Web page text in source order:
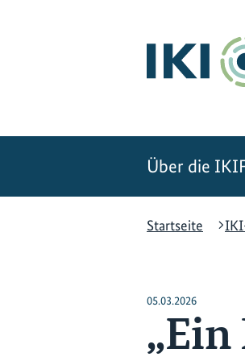
Über die IKI
Startseite
05.03.2026